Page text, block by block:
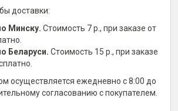
доставки:
Минску. Стоимость 7 р., при заказе от
Беларуси. Стоимость 15 р., при заказе
осуществляется ежедневно с 8:00 до
согласованию с покупателем.